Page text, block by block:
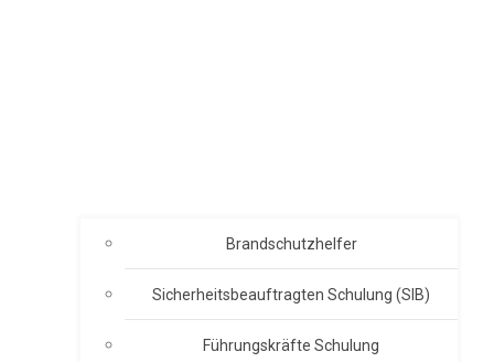
Brandschutzhelfer
Sicherheitsbeauftragten Schulung (SIB)
Führungskräfte Schulung